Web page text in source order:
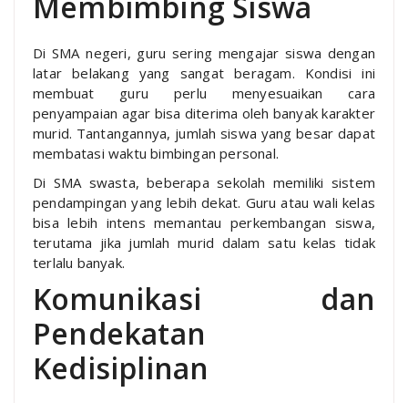
Di SMA negeri, guru sering mengajar siswa dengan
latar belakang yang sangat beragam. Kondisi ini
membuat guru perlu menyesuaikan cara
penyampaian agar bisa diterima oleh banyak karakter
murid. Tantangannya, jumlah siswa yang besar dapat
membatasi waktu bimbingan personal.
Di SMA swasta, beberapa sekolah memiliki sistem
pendampingan yang lebih dekat. Guru atau wali kelas
bisa lebih intens memantau perkembangan siswa,
terutama jika jumlah murid dalam satu kelas tidak
terlalu banyak.
Komunikasi dan
Pendekatan
Kedisiplinan